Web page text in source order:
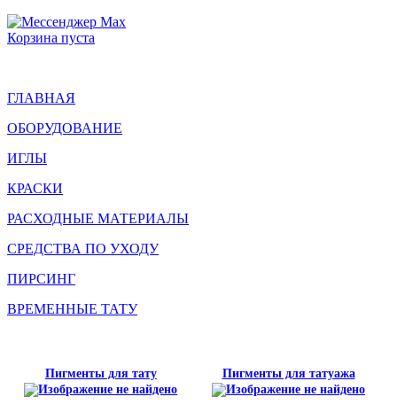
Корзина пуста
ГЛАВНАЯ
ОБОРУДОВАНИЕ
ИГЛЫ
КРАСКИ
РАСХОДНЫЕ МАТЕРИАЛЫ
СРЕДСТВА ПО УХОДУ
ПИРСИНГ
ВРЕМЕННЫЕ ТАТУ
Пигменты для тату Пигменты для татуажа